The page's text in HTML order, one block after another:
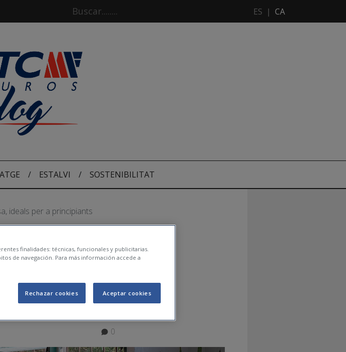
ES | CA
/ ESTALVI / SOSTENIBILITAT
ideals per a principiants
fer a casa,
0
finalidades: técnicas, funcionales y publicitarias.
de navegación. Para más información accede a
Rechazar cookies Aceptar cookies